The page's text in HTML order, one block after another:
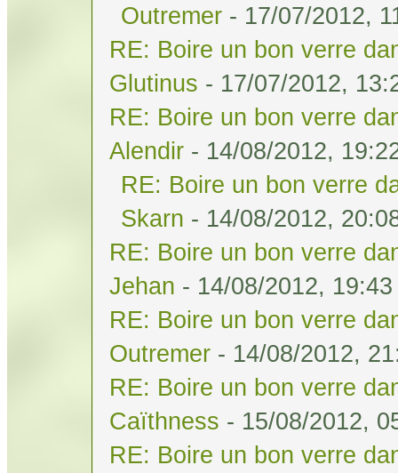
Outremer - 17/07/2012,
RE: Boire un bon verre
Glutinus - 17/07/2012,
RE: Boire un bon verre
Alendir - 14/08/2012,
RE: Boire un bon verre
Skarn - 14/08/2012,
RE: Boire un bon verre
Jehan - 14/08/2012, 19:43
RE: Boire un bon verre
Outremer - 14/08/2012,
RE: Boire un bon verre
Caïthness - 15/08/2012,
RE: Boire un bon verre